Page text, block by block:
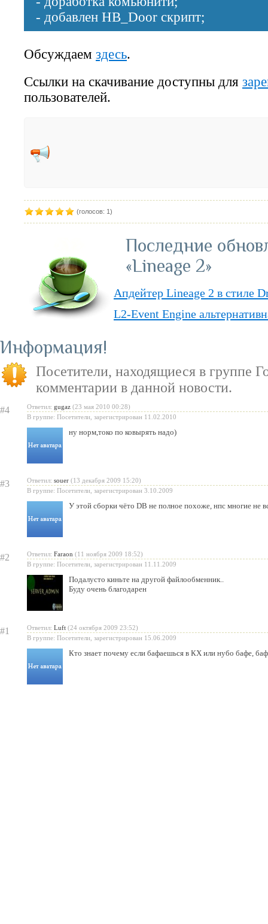
- добавлен HB_Door скрипт;
Обсуждаем здесь.
Ссылки на скачивание доступны для
пользователей.
(голосов: 1)
Последние
«Lineage 2»
Апдейтер Lineage 2 в стиле
L2-Event Engine
бесплатную модель
«Испеки свою любовь» —
Святого Валентина
Информация
Посетители, находящиеся в группе
комментарии в данной новости.
#4 Ответил: gugaz (23 мая 2010 00:28)
В группе: Посетители, зарегистрирован 11.02.2010
ну норм,токо по ковырять надо)
#3 Ответил: souer (13 декабря 2009 15:20)
В группе: Посетители, зарегистрирован 3.10.2009
У этой сборки чёто DB не полное похоже, нпс многие не
#2 Ответил: Faraon (11 ноября 2009 18:52)
В группе: Посетители, зарегистрирован 11.11.2009
Подалусто киньте на другой файлообменник..
Буду очень благодарен
#1 Ответил: Luft (24 октября 2009 23:52)
В группе: Посетители, зарегистрирован 15.06.2009
Кто знает почему если бафаешься в КХ или нубо бафе,